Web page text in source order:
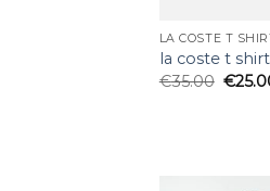
LA COSTE T
la coste t shirt
€35.00 €